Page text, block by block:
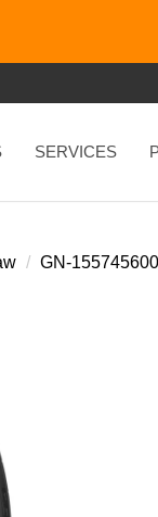
SERVICES
GN-